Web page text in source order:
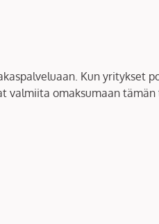
Kun yritykset
omaksumaan